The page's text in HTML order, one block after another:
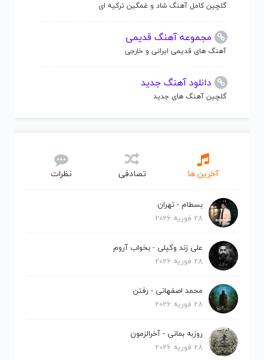
گلچین کامل آهنگ شاد و غمگین ترکیه ای
مجموعه آهنگ قدیمی
آهنگ های قدیمی ایرانی و خارجی
دانلود آهنگ جدید
گلچین آهنگ های جدید
آخرین ها تصادفی نظرات
بسطام - تهران
28 فوریه 2026
علی زند وکیلی - بخواب آروم
28 فوریه 2026
محمد اصفهانی - رفتن
28 فوریه 2026
روزبه بمانی - آخرالزمون
28 فوریه 2026